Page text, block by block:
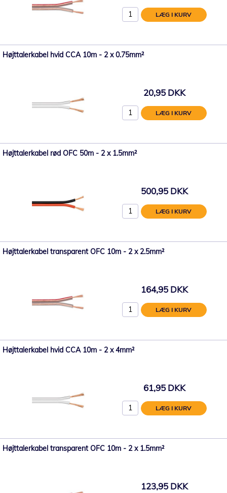
LÆG I KURV
Højttalerkabel hvid CCA 10m - 2 x 0.75mm²
20,95 DKK
LÆG I KURV
Højttalerkabel rød OFC 50m - 2 x 1.5mm²
500,95 DKK
LÆG I KURV
Højttalerkabel transparent OFC 10m - 2 x 2.5mm²
164,95 DKK
LÆG I KURV
Højttalerkabel hvid CCA 10m - 2 x 4mm²
61,95 DKK
LÆG I KURV
Højttalerkabel transparent OFC 10m - 2 x 1.5mm²
123,95 DKK